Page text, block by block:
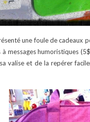
une foule de cadeaux
messages humoristiques
valise et de la repérer